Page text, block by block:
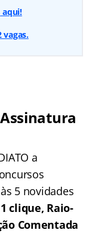
aqui!
vagas.
a
5 novidades
clique, Raio-
Comentada